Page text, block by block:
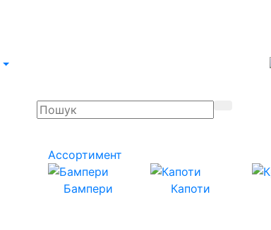
Ассортимент
Бампери Капоти